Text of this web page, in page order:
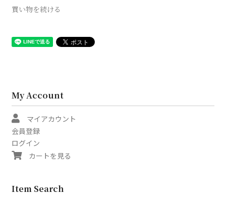
買い物を続ける
My Account
マイアカウント
会員登録
ログイン
カートを見る
Item Search